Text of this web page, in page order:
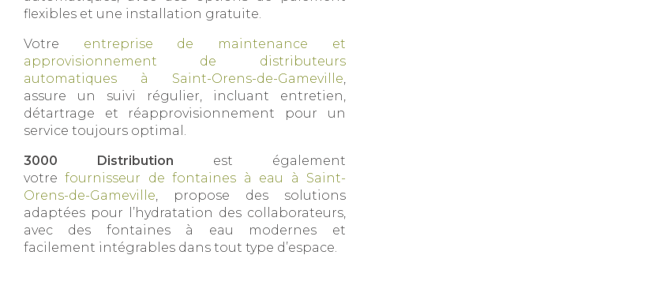
flexibles et une installation gratuite.
Votre entreprise de maintenance et
approvisionnement de distributeurs
automatiques à Saint-Orens-de-Gameville
assure un suivi régulier, incluant entretien,
détartrage et réapprovisionnement pour un
service toujours optimal.
3000 Distribution est également
votrefournisseur de fontaines à eau à Saint-
Orens-de-Gameville , propose des solutions
adaptées pour l’hydratation des collaborateurs,
avec des fontaines à eau modernes et
facilement intégrables dans tout type d’espace.